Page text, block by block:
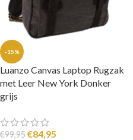
-15%
Luanzo Canvas Laptop Rugzak
met Leer New York Donker
grijs
€99,95€84,95